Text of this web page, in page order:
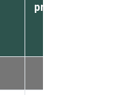
prescritos por